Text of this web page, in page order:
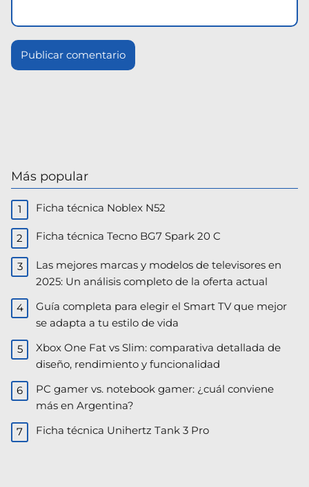
Más popular
Ficha técnica Noblex N52
Ficha técnica Tecno BG7 Spark 20 C
Las mejores marcas y modelos de televisores en
2025: Un análisis completo de la oferta actual
Guía completa para elegir el Smart TV que mejor
se adapta a tu estilo de vida
Xbox One Fat vs Slim: comparativa detallada de
diseño, rendimiento y funcionalidad
PC gamer vs. notebook gamer: ¿cuál conviene
más en Argentina?
Ficha técnica Unihertz Tank 3 Pro